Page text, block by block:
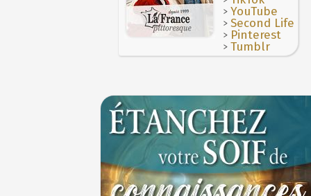
>YouTube
>Second Life
> Pinterest
>Tumblr